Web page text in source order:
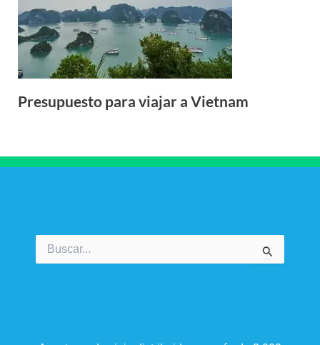
Presupuesto para viajar a Vietnam
Buscar
por: